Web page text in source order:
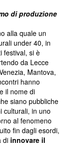
di produzione
alla quale un
under 40, in
festival, si è
da Lecce
Mantova,
hanno
il nome di
siano pubbliche
culturali, in uno
al fenomeno
fin dagli esordi,
di innovare il